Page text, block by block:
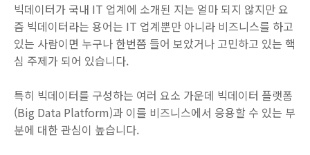
빅데이터가 국내 IT 업계에 소개된 지는 얼마 되지 않지만 요
즘 빅데이터라는 용어는 IT 업계뿐만 아니라 비즈니스를 하고
있는 사람이면 누구나 한번쯤 들어 보았거나 고민하고 있는 핵
심 주제가 되어 있습니다.
특히 빅데이터를 구성하는 여러 요소 가운데 빅데이터 플랫폼
(Big Data Platform)과 이를 비즈니스에서 응용할 수 있는 부
분에 대한 관심이 높습니다.